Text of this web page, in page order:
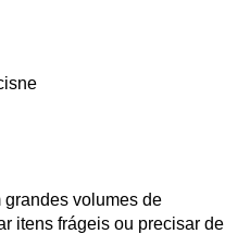
volumes de
itens frágeis ou precisar de